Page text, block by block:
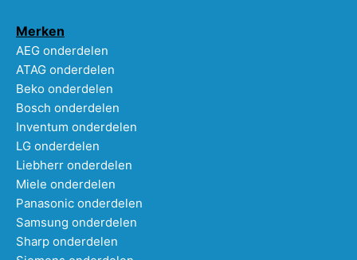
Merken
AEG onderdelen
ATAG onderdelen
Beko onderdelen
Bosch onderdelen
Inventum onderdelen
LG onderdelen
Liebherr onderdelen
Miele onderdelen
Panasonic onderdelen
Samsung onderdelen
Sharp onderdelen